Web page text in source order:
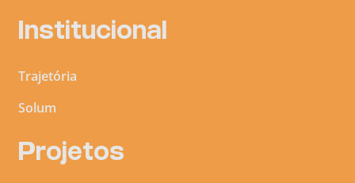
Institucional
Trajetória
Solum
Projetos